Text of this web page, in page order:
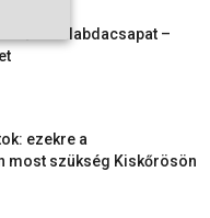
női kézilabdacsapat –
ezekre a
most szükség Kiskőrösön